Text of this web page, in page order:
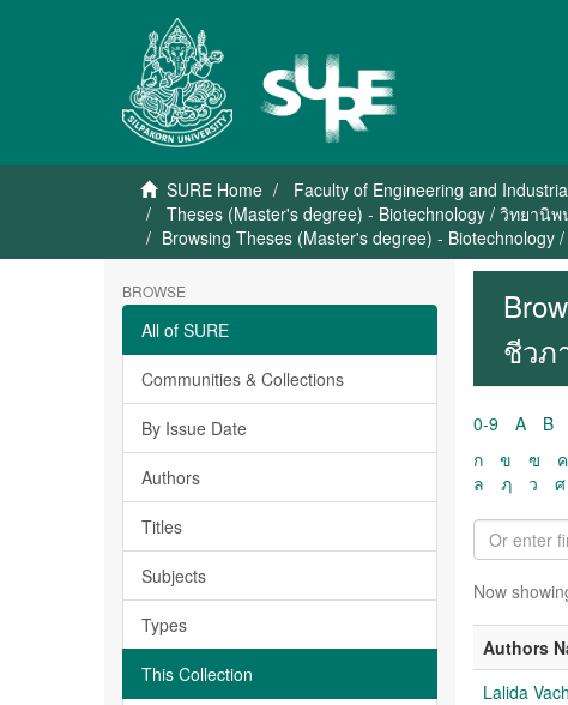
SURE Home Faculty of Engineering and
Theses (Master's degree) - Biotechnology / วิทยานิ
Browsing Theses (Master's degree) -
BROWSE
All of SURE
Communities & Collections
By Issue Date
Authors
Titles
Subjects
Types
This Collection
ชีวภ
0-9 A B
ก
ข ฃ ค
ล
ฦ ว ศ
Now
Authors
Lalida